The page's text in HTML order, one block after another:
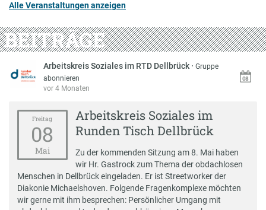
Alle Veranstaltungen anzeigen
BEITRÄGE
Arbeitskreis Soziales im RTD Dellbrück ·Gruppe
abonnieren
vor 4 Monaten
Freitag
08
Mai
Arbeitskreis Soziales im
Runden Tisch Dellbrück
Zu der kommenden Sitzung am 8. Mai haben
wir Hr. Gastrock zum Thema der obdachlosen
Menschen in Dellbrück eingeladen. Er ist Streetworker der
Diakonie Michaelshoven. Folgende Fragenkomplexe möchten
wir gerne mit ihm besprechen: Persönlicher Umgang mit